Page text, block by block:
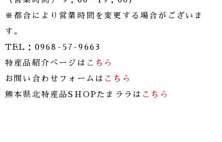
※都合により営業時間を変更する場合がございま
す。
TEL：0968-57-9663
特産品紹介ぺージは こちら
お問い合わせフォームは こちら
熊本県北特産品SHOPたまララは こちら